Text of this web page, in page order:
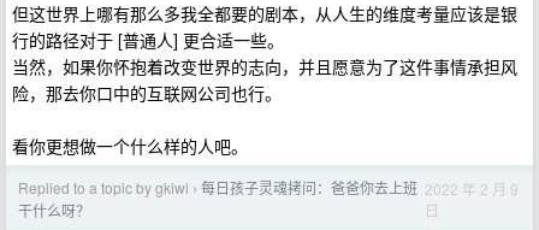
但这世界上哪有那么多我全都要的剧本，从人生的维度考量应该是银
行的路径对于 [普通人] 更合适一些。
当然，如果你怀抱着改变世界的志向，并且愿意为了这件事情承担风
险，那去你口中的互联网公司也行。
看你更想做一个什么样的人吧。
Replied to a topic by gkiwi › 每日孩子灵魂拷问：爸爸你去上班
干什么呀？
2022 年 2 月 9
日